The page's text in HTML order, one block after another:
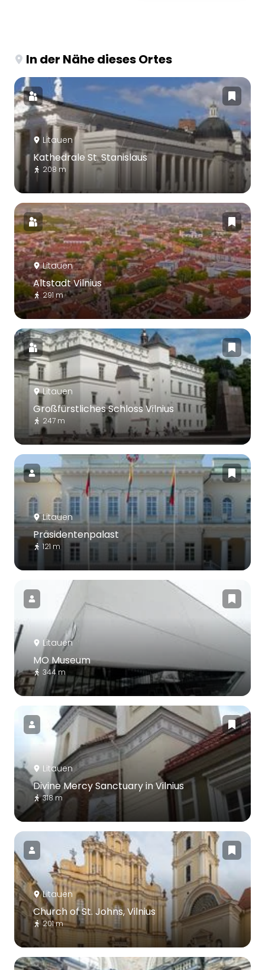
In der Nähe dieses Ortes
Litauen
Kathedrale St. Stanislaus
208 m
Litauen
Altstadt Vilnius
291 m
Litauen
Großfürstliches Schloss Vilnius
247 m
Litauen
Präsidentenpalast
121 m
Litauen
MO Museum
344 m
Litauen
Divine Mercy Sanctuary in Vilnius
318 m
Litauen
Church of St. Johns, Vilnius
201 m